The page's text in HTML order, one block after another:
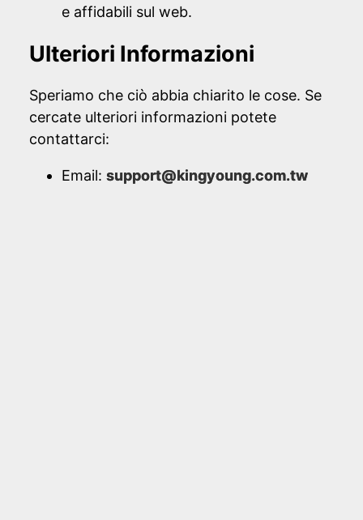
e affidabili sul web.
Ulteriori Informazioni
Speriamo che ciò abbia chiarito le cose. Se
cercate ulteriori informazioni potete
contattarci:
Email: support@kingyoung.com.tw